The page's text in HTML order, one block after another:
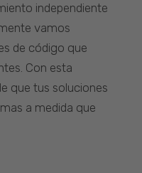
independiente
vamos
de código que
Con esta
que tus soluciones
a medida que